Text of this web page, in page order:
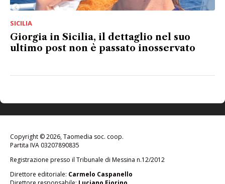
SICILIA
Giorgia in Sicilia, il dettaglio nel suo
ultimo post non è passato inosservato
Copyright © 2026, Taomedia soc. coop.
Partita IVA 03207890835
Registrazione presso il Tribunale di Messina n.12/2012
Direttore editoriale: Carmelo Caspanello